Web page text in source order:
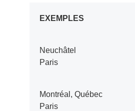
EXEMPLES
Neuchâtel
Paris
Montréal, Québec
Paris